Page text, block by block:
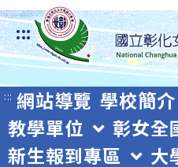
跳
轉
至
主
要
內
:::
::: 網站導覽 學校簡介
教學單位
彰女全
新生報到專區
大